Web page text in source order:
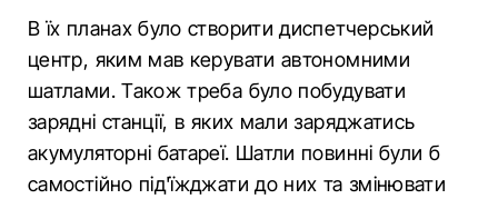
В їх планах було створити диспетчерський
центр, яким мав керувати автономними
шатлами. Також треба було побудувати
зарядні станції, в яких мали заряджатись
акумуляторні батареї. Шатли повинні були б
самостійно під'їжджати до них та змінювати